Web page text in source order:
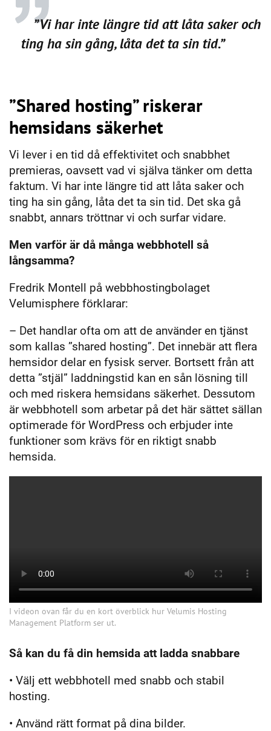
”Vi har inte längre tid att låta saker och
ting ha sin gång, låta det ta sin tid.”
”Shared hosting” riskerar
hemsidans säkerhet
Vi lever i en tid då effektivitet och snabbhet
premieras, oavsett vad vi själva tänker om detta
faktum. Vi har inte längre tid att låta saker och
ting ha sin gång, låta det ta sin tid. Det ska gå
snabbt, annars tröttnar vi och surfar vidare.
Men varför är då många webbhotell så
långsamma?
Fredrik Montell på webbhostingbolaget
Velumisphere förklarar:
– Det handlar ofta om att de använder en tjänst
som kallas ”shared hosting”. Det innebär att flera
hemsidor delar en fysisk server. Bortsett från att
detta ”stjäl” laddningstid kan en sån lösning till
och med riskera hemsidans säkerhet. Dessutom
är webbhotell som arbetar på det här sättet sällan
optimerade för WordPress och erbjuder inte
funktioner som krävs för en riktigt snabb
hemsida.
I videon ovan får du en kort överblick hur Velumis Hosting
Management Platform ser ut.
Så kan du få din hemsida att ladda snabbare
• Välj ett webbhotell med snabb och stabil
hosting.
• Använd rätt format på dina bilder.